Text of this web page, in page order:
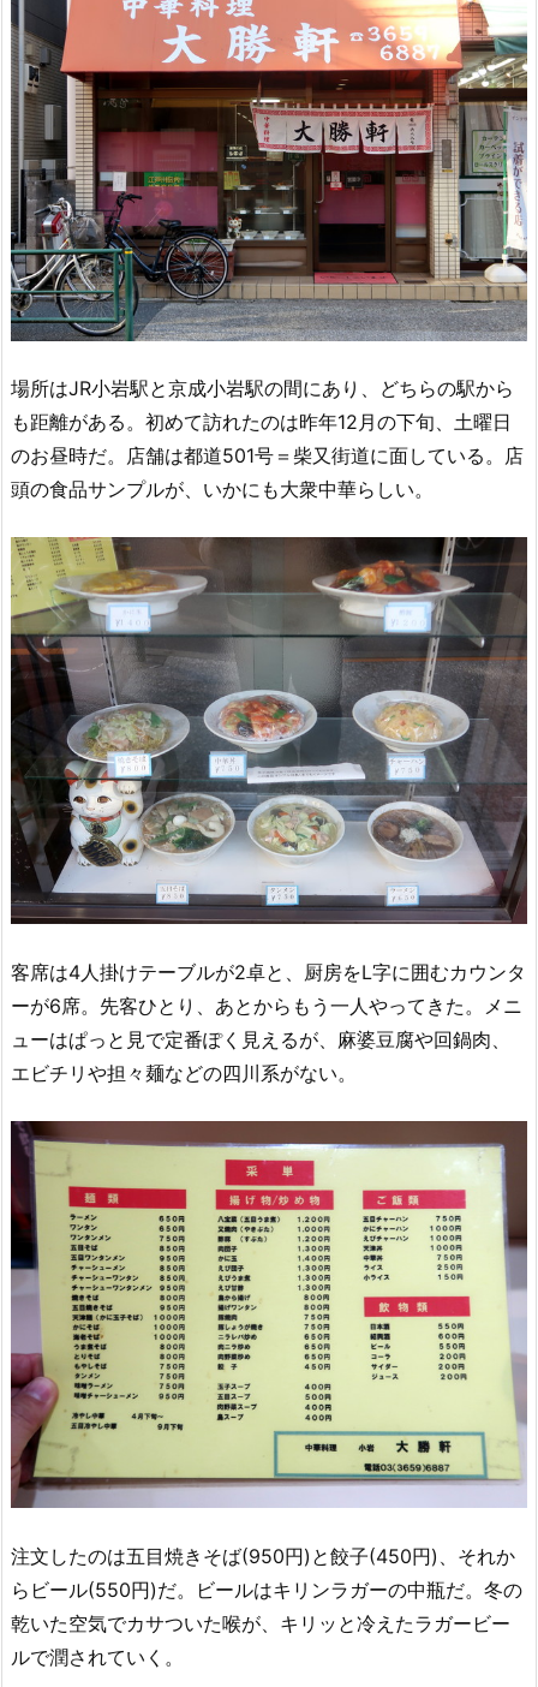
場所はJR小岩駅と京成小岩駅の間にあり、どちらの駅から
も距離がある。初めて訪れたのは昨年12月の下旬、土曜日
のお昼時だ。店舗は都道501号＝柴又街道に面している。店
頭の食品サンプルが、いかにも大衆中華らしい。
客席は4人掛けテーブルが2卓と、厨房をL字に囲むカウンタ
ーが6席。先客ひとり、あとからもう一人やってきた。メニ
ューはぱっと見で定番ぽく見えるが、麻婆豆腐や回鍋肉、
エビチリや担々麺などの四川系がない。
注文したのは五目焼きそば(950円)と餃子(450円)、それか
らビール(550円)だ。ビールはキリンラガーの中瓶だ。冬の
乾いた空気でカサついた喉が、キリッと冷えたラガービー
ルで潤されていく。